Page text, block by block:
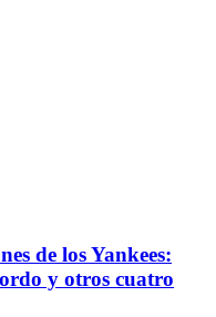
de los Yankees:
y otros cuatro